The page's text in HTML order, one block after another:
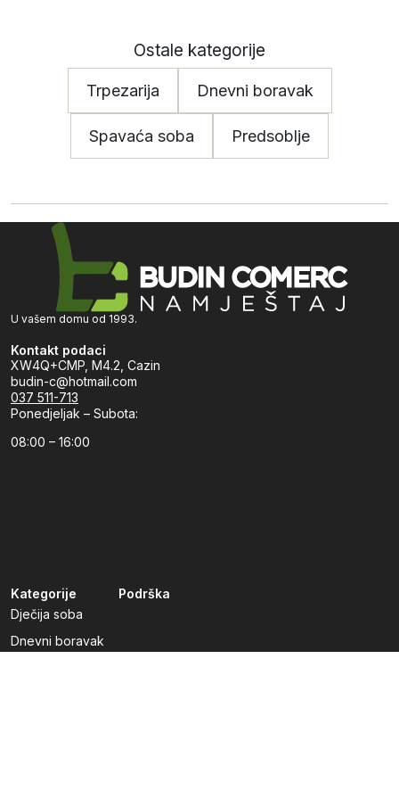
Ostale kategorije
Trpezarija Dnevni boravak
Spavaća soba Predsoblje
U vašem domu od 1993.
Kontakt podaci
XW4Q+CMP, M4.2, Cazin
budin-c@hotmail.com
037 511-713
Ponedjeljak – Subota:
08:00 – 16:00
Kategorije
Dječija soba
Dnevni boravak
Podrška